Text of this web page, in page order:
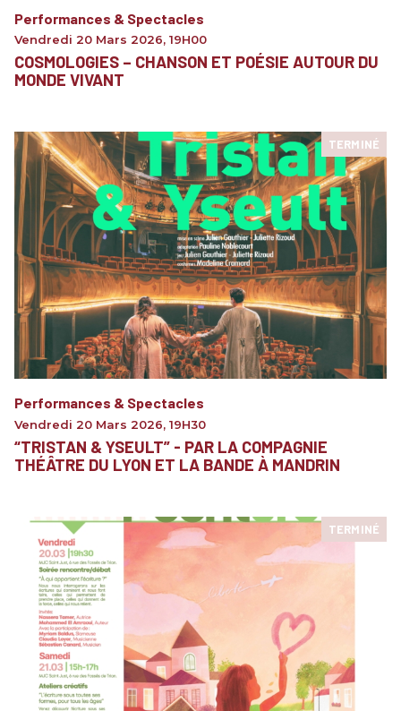
Performances & Spectacles
Vendredi 20 Mars 2026, 19H00
COSMOLOGIES – CHANSON ET POÉSIE AUTOUR DU
MONDE VIVANT
TERMINÉ
Performances & Spectacles
Vendredi 20 Mars 2026, 19H30
“TRISTAN & YSEULT” - PAR LA COMPAGNIE
THÉÂTRE DU LYON ET LA BANDE À MANDRIN
TERMINÉ